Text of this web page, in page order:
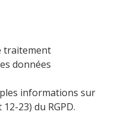
traitement
données
informations sur
23) du RGPD.